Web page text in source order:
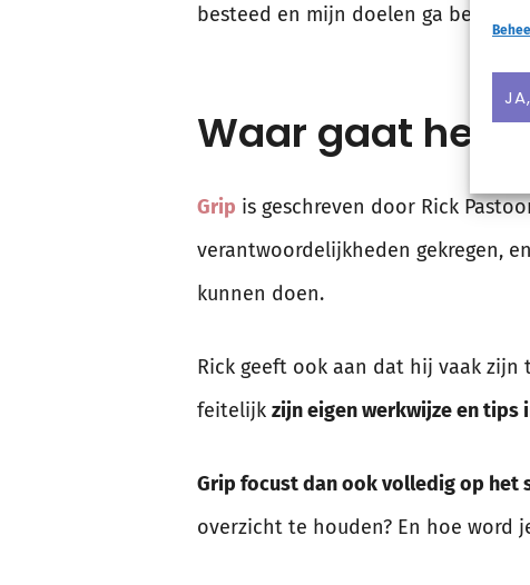
besteed en mijn doelen ga behalen!
Waar gaat het
Grip is geschreven door Rick
verantwoordelijkheden gekregen,
kunnen doen.
Rick geeft ook aan dat hij vaak
feitelijk zijn eigen werkwijze en tips
Grip focust dan ook volledig op het
overzicht te houden? En hoe word